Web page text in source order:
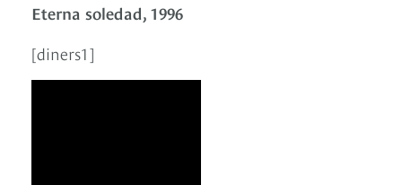
Eterna soledad, 1996
[diners1]